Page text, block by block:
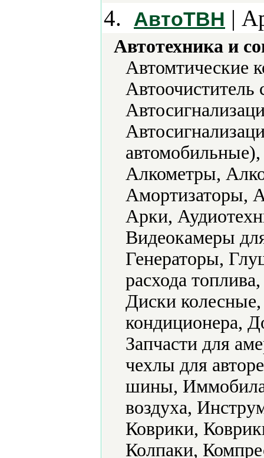
4. АвтоТВН |
Автотехника и
Автомтические
Алкометры,
Амортизаторы,
Арки,
Видеокамеры
Генераторы,
расхода
Диски
кондиционера,
Запчасти для
чехлы для
шины,
воздуха,
Коврики,
Колпаки,